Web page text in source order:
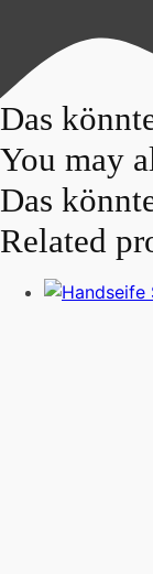
Das
You may
Das
Related